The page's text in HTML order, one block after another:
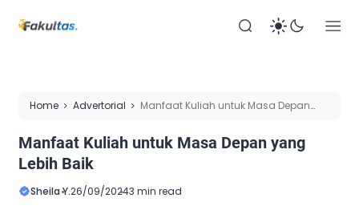
Home Advertorial
Manfaat Kuliah untuk Masa Depan
Manfaat Kuliah untuk Masa Depan yang
Lebih Baik
Sheila Y.26/09/20243 min read